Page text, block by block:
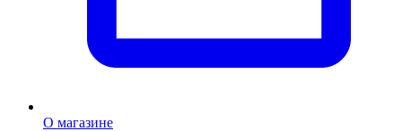
О магазине